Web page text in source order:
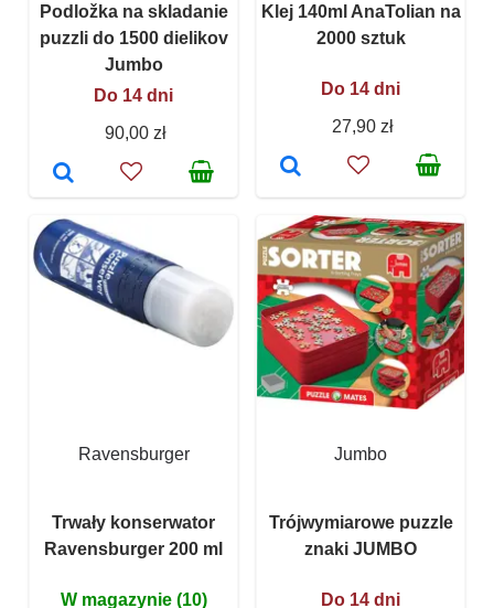
Podložka na skladanie
puzzli do 1500 dielikov
Jumbo
Do 14 dni
90,00 zł
Klej 140ml AnaTolian na
2000 sztuk
Do 14 dni
27,90 zł
Ravensburger
Trwały konserwator
Ravensburger 200 ml
W magazynie (10)
Jumbo
Trójwymiarowe puzzle
znaki JUMBO
Do 14 dni